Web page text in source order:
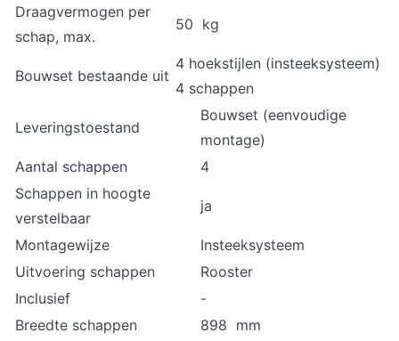
Draagvermogen per
schap, max.
50 kg
Bouwset bestaande uit
4 hoekstijlen (insteeksysteem)
4 schappen
Leveringstoestand
Bouwset (eenvoudige
montage)
Aantal schappen
4
Schappen in hoogte
verstelbaar
ja
Montagewijze
Insteeksysteem
Uitvoering schappen
Rooster
Inclusief
-
Breedte schappen
898 mm